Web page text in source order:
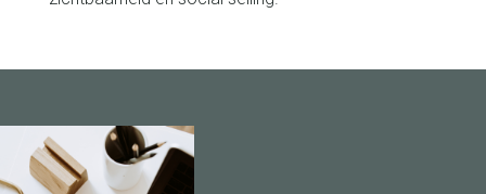
commerciële kansen voor het grijpen. Het tijdperk
definitief voorbij – de online wereld heeft het
aankoopproces definitief veranderd. Het
merendeel van het besluitvormingsproces vindt